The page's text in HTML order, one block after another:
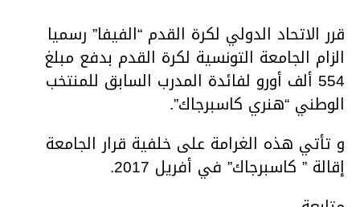
قرر الاتحاد الدولي لكرة القدم “الفيفا” رسميا
الزام الجامعة التونسية لكرة القدم بدفع مبلغ
554 ألف أورو لفائدة المدرب السابق للمنتخب
الوطني “هنري كاسبرجاك”.
و تأتي هذه الغرامة على خلفية قرار الجامعة
إقالة ” كاسبرجاك” في أفريل 2017.